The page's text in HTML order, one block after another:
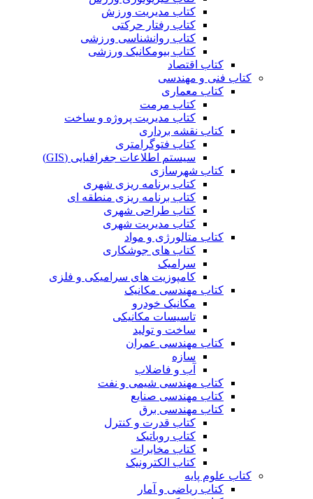
کتاب مدیریت ورزش
کتاب رفتار حرکتی
کتاب روانشناسی ورزشی
کتاب بیومکانیک ورزشی
کتاب اقتصاد
کتاب فنی و مهندسی
کتاب معماری
کتاب مرمت
کتاب مدیریت پروژه و ساخت
کتاب نقشه برداری
کتاب فتوگرامتری
سیستم اطلاعات جغرافیایی (GIS)
کتاب شهرسازی
کتاب برنامه ریزی شهری
کتاب برنامه ریزی منطقه ای
کتاب طراحی شهری
کتاب مدیریت شهری
کتاب متالورژی و مواد
کتاب های جوشکاری
سرامیک
کامپوزیت های سرامیکی و فلزی
کتاب مهندسی مکانیک
مکانیک خودرو
تاسیسات مکانیکی
ساخت و تولید
کتاب مهندسی عمران
سازه
آب و فاضلاب
کتاب مهندسی شیمی و نفت
کتاب مهندسی صنایع
کتاب مهندسی برق
کتاب قدرت و کنترل
کتاب روباتیک
کتاب مخابرات
کتاب الکترونیک
کتاب علوم پایه
کتاب ریاضی و آمار